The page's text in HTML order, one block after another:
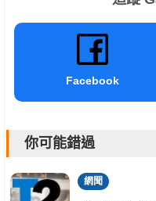
Facebook
你可能錯過
網聞